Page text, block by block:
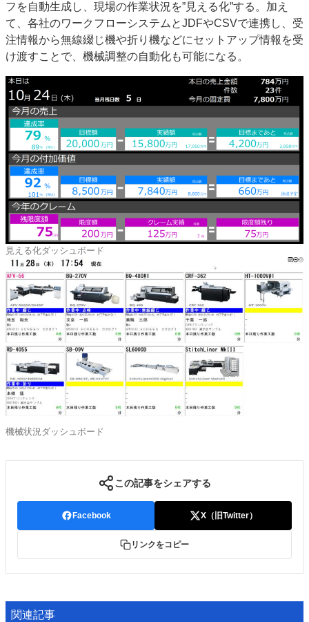
フを自動生成し、現場の作業状況を”見える化”する。加え
て、各社のワークフローシステムとJDFやCSVで連携し、受
注情報から無線綴じ機や折り機などにセットアップ情報を受
け渡すことで、機械調整の自動化も可能になる。
見える化ダッシュボード
機械状況ダッシュボード
この記事をシェアする
Facebook X（旧Twitter）
リンクをコピー
関連記事